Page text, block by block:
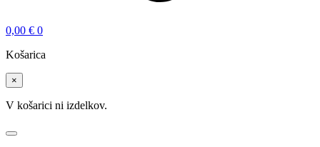
0,00 € 0
Košarica
×
V košarici ni izdelkov.